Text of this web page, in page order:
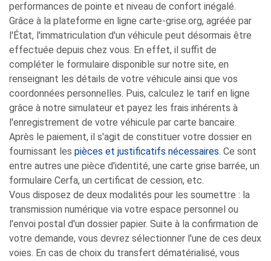
performances de pointe et niveau de confort inégalé.
Grâce à la plateforme en ligne carte-grise.org, agréée par
l'État, l'immatriculation d'un véhicule peut désormais être
effectuée depuis chez vous. En effet, il suffit de
compléter le formulaire disponible sur notre site, en
renseignant les détails de votre véhicule ainsi que vos
coordonnées personnelles. Puis, calculez le tarif en ligne
grâce à notre simulateur et payez les frais inhérents à
l'enregistrement de votre véhicule par carte bancaire.
Après le paiement, il s'agit de constituer votre dossier en
fournissant les pièces et justificatifs nécessaires. Ce sont
entre autres une pièce d'identité, une carte grise barrée, un
formulaire Cerfa, un certificat de cession, etc.
Vous disposez de deux modalités pour les soumettre : la
transmission numérique via votre espace personnel ou
l'envoi postal d'un dossier papier. Suite à la confirmation de
votre demande, vous devrez sélectionner l'une de ces deux
voies. En cas de choix du transfert dématérialisé, vous